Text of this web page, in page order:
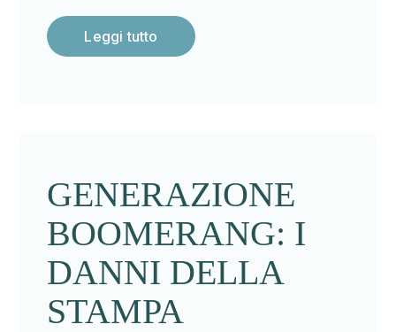
Leggi tutto
GENERAZIONE
BOOMERANG: I
DANNI DELLA
STAMPA